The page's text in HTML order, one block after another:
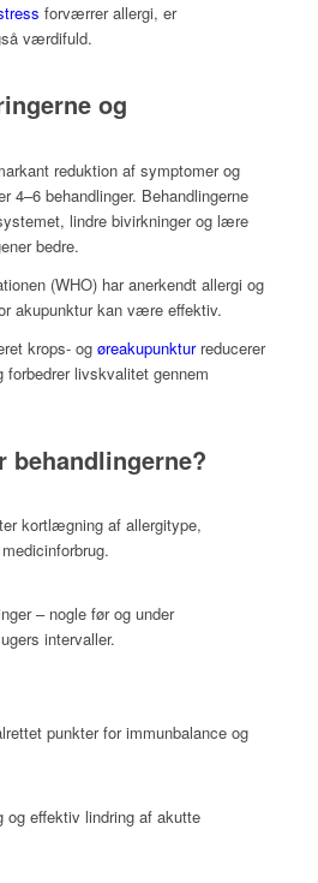
forværrer allergi, er
værdifuld.
og
reduktion af symptomer og
4–6 behandlinger. Behandlingerne
lindre bivirkninger og lære
bedre.
(WHO) har anerkendt allergi og
akupunktur kan være effektiv.
krops- og øreakupunkturreducerer
livskvalitet gennem
behandlingerne?
kortlægning af allergitype,
– nogle før og under
intervaller.
punkter for immunbalance og
effektiv lindring af akutte